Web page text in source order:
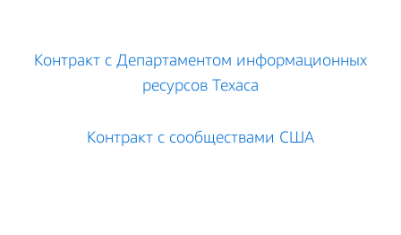
Контракт с Департаментом информационных
ресурсов Техаса
Контракт с сообществами США